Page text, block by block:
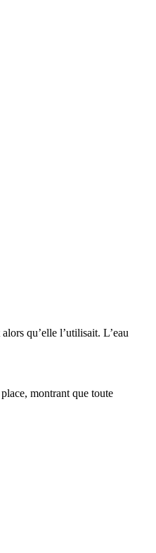
qu’elle l’utilisait. L’eau
montrant que toute